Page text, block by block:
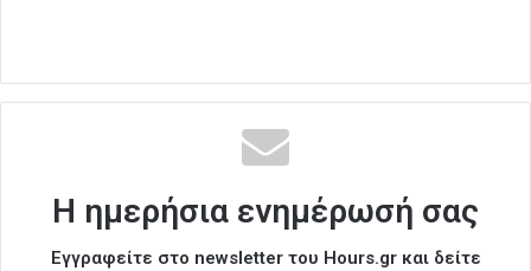
Η ημερήσια ενημέρωσή σας
Εγγραφείτε στο newsletter του Hours.gr και δείτε